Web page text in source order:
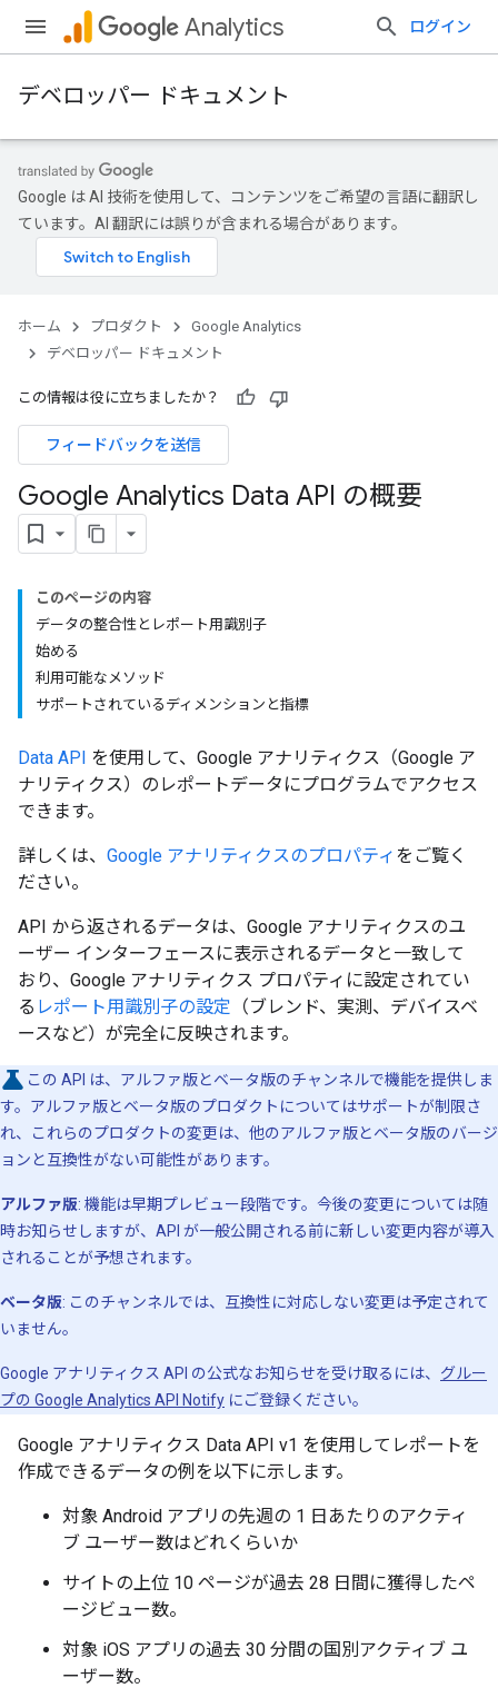
Analytics ログイン
デベロッパー ドキュメント
Google は AI 技術を使用して、コンテンツをご希望の言語に翻訳し
ています。AI 翻訳には誤りが含まれる場合があります。
ホーム プロダクト
Google Analytics
デベロッパー ドキュメント
この情報は役に立ちましたか？
フィードバックを送信
Google Analytics Data API の概要
このページの内容
データの整合性とレポート用識別子
始める
利用可能なメソッド
サポートされているディメンションと指標
Data API を使用して、Google アナリティクス（Google ア
ナリティクス）のレポートデータにプログラムでアクセス
できます。
詳しくは、 Google アナリティクスのプロパティ をご覧く
ださい。
API から返されるデータは、Google アナリティクスのユ
ーザー インターフェースに表示されるデータと一致して
おり、Google アナリティクス プロパティに設定されてい
る レポート用識別子の設定 （ブレンド、実測、デバイスベ
ースなど）が完全に反映されます。
この API は、アルファ版とベータ版のチャンネルで機能を提供しま
す。アルファ版とベータ版のプロダクトについてはサポートが制限さ
れ、これらのプロダクトの変更は、他のアルファ版とベータ版のバージ
ョンと互換性がない可能性があります。
アルファ版: 機能は早期プレビュー段階です。今後の変更については随
時お知らせしますが、API が一般公開される前に新しい変更内容が導入
されることが予想されます。
ベータ版: このチャンネルでは、互換性に対応しない変更は予定されて
いません。
Google アナリティクス API の公式なお知らせを受け取るには、 グルー
プの Google Analytics API Notify にご登録ください。
Google アナリティクス Data API v1 を使用してレポートを
作成できるデータの例を以下に示します。
対象 Android アプリの先週の 1 日あたりのアクティ
ブ ユーザー数はどれくらいか
サイトの上位 10 ページが過去 28 日間に獲得したペ
ージビュー数。
対象 iOS アプリの過去 30 分間の国別アクティブ ユ
ーザー数。